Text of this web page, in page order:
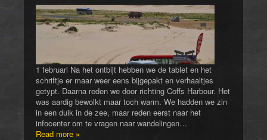
1 februari Na het ontbijt hebben we de tablet en het
schriftje er maar weer eens bijgepakt en verhaaltjes
getypt. Daarna reden we door richting Coffs Harbour. Het
was aardig bewolkt maar toch warm. We hadden we zin
in een duik in de zee, maar reden eerst naar het
infocenter om te vragen naar wandelingen…
Read more »